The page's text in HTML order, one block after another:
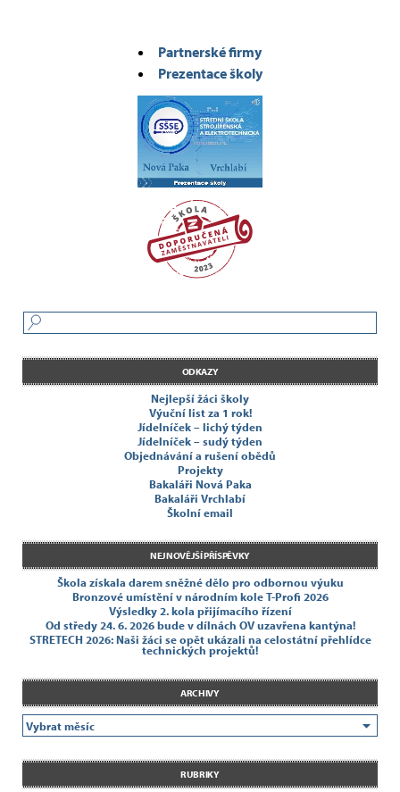
Partnerské firmy
Prezentace školy
ODKAZY
Nejlepší žáci školy
Výuční list za 1 rok!
Jídelníček – lichý týden
Jídelníček – sudý týden
Objednávání a rušení obědů
Projekty
Bakaláři Nová Paka
Bakaláři Vrchlabí
Školní email
NEJNOVĚJŠÍ PŘÍSPĚVKY
Škola získala darem sněžné dělo pro odbornou výuku
Bronzové umístění v národním kole T-Profi 2026
Výsledky 2. kola přijímacího řízení
Od středy 24. 6. 2026 bude v dílnách OV uzavřena kantýna!
STRETECH 2026: Naši žáci se opět ukázali na celostátní přehlídce
technických projektů!
ARCHIVY
RUBRIKY